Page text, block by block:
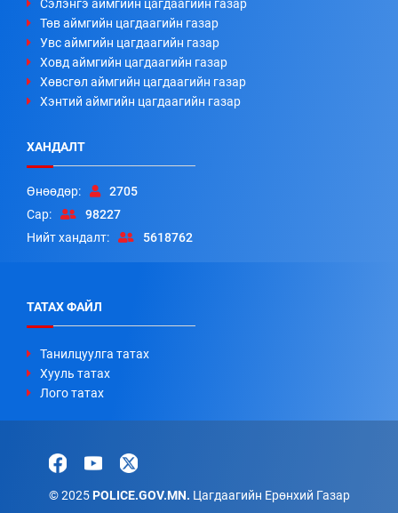
Сэлэнгэ аймгийн цагдаагийн газар
Төв аймгийн цагдаагийн газар
Увс аймгийн цагдаагийн газар
Ховд аймгийн цагдаагийн газар
Хөвсгөл аймгийн цагдаагийн газар
Хэнтий аймгийн цагдаагийн газар
ХАНДАЛТ
Өнөөдөр:
2705
Сар:
98227
Нийт хандалт:
5618762
ТАТАХ ФАЙЛ
Танилцуулга татах
Хууль татах
Лого татах
© 2025POLICE.GOV.MN. Цагдаагийн Ерөнхий Газар